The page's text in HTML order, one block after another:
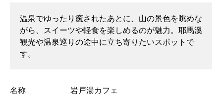
温泉でゆったり癒されたあとに、山の景色を眺めな
がら、スイーツや軽食を楽しめるのが魅力。耶馬溪
観光や温泉巡りの途中に立ち寄りたいスポットで
す。
名称 岩戸湯カフェ